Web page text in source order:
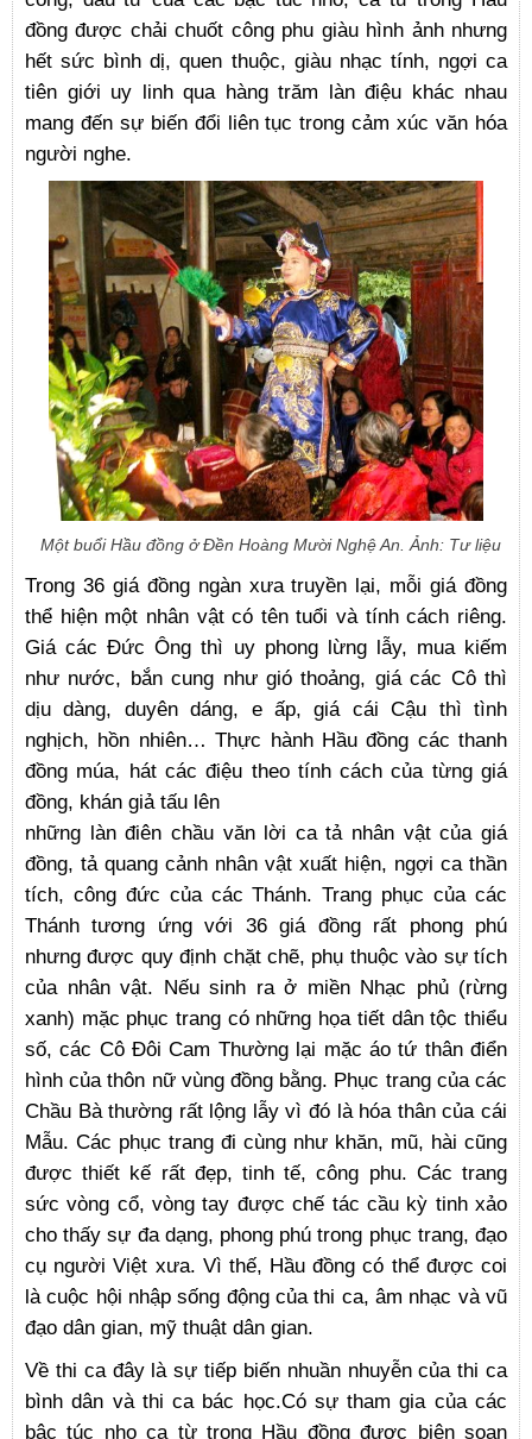
đồng được chải chuốt công phu giàu hình ảnh nhưng
hết sức bình dị, quen thuộc, giàu nhạc tính, ngợi ca
tiên giới uy linh qua hàng trăm làn điệu khác nhau
mang đến sự biến đổi liên tục trong cảm xúc văn hóa
người nghe.
Một buổi Hầu đồng ở Đền Hoàng Mười Nghệ An. Ảnh: Tư liệu
Trong 36 giá đồng ngàn xưa truyền lại, mỗi giá đồng
thể hiện một nhân vật có tên tuổi và tính cách riêng.
Giá các Đức Ông thì uy phong lừng lẫy, mua kiếm
như nước, bắn cung như gió thoảng, giá các Cô thì
dịu dàng, duyên dáng, e ấp, giá cái Cậu thì tình
nghịch, hồn nhiên… Thực hành Hầu đồng các thanh
đồng múa, hát các điệu theo tính cách của từng giá
đồng, khán giả tấu lên
những làn điên chầu văn lời ca tả nhân vật của giá
đồng, tả quang cảnh nhân vật xuất hiện, ngợi ca thần
tích, công đức của các Thánh. Trang phục của các
Thánh tương ứng với 36 giá đồng rất phong phú
nhưng được quy định chặt chẽ, phụ thuộc vào sự tích
của nhân vật. Nếu sinh ra ở miền Nhạc phủ (rừng
xanh) mặc phục trang có những họa tiết dân tộc thiểu
số, các Cô Đôi Cam Thường lại mặc áo tứ thân điển
hình của thôn nữ vùng đồng bằng. Phục trang của các
Chầu Bà thường rất lộng lẫy vì đó là hóa thân của cái
Mẫu. Các phục trang đi cùng như khăn, mũ, hài cũng
được thiết kế rất đẹp, tinh tế, công phu. Các trang
sức vòng cổ, vòng tay được chế tác cầu kỳ tinh xảo
cho thấy sự đa dạng, phong phú trong phục trang, đạo
cụ người Việt xưa. Vì thế, Hầu đồng có thể được coi
là cuộc hội nhập sống động của thi ca, âm nhạc và vũ
đạo dân gian, mỹ thuật dân gian.
Về thi ca đây là sự tiếp biến nhuần nhuyễn của thi ca
bình dân và thi ca bác học.Có sự tham gia của các
bậc túc nho ca từ trong Hầu đồng được biên soạn